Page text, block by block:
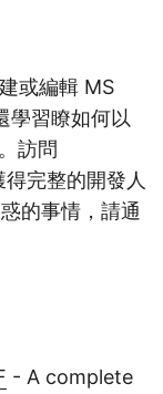
或編輯 MS
學習瞭如何以
訪問
完整的開發人
的事情，請通
- A complete